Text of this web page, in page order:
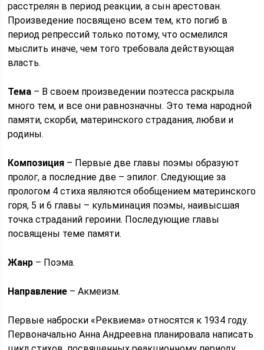
расстрелян в период реакции, а сын арестован.
Произведение посвящено всем тем, кто погиб в
период репрессий только потому, что осмелился
мыслить иначе, чем того требовала действующая
власть.
Тема – В своем произведении поэтесса раскрыла
много тем, и все они равнозначны. Это тема народной
памяти, скорби, материнского страдания, любви и
родины.
Композиция – Первые две главы поэмы образуют
пролог, а последние две – эпилог. Следующие за
прологом 4 стиха являются обобщением материнского
горя, 5 и 6 главы – кульминация поэмы, наивысшая
точка страданий героини. Последующие главы
посвящены теме памяти.
Жанр – Поэма.
Направление – Акмеизм.
Первые наброски «Реквиема» относятся к 1934 году.
Первоначально Анна Андреевна планировала написать